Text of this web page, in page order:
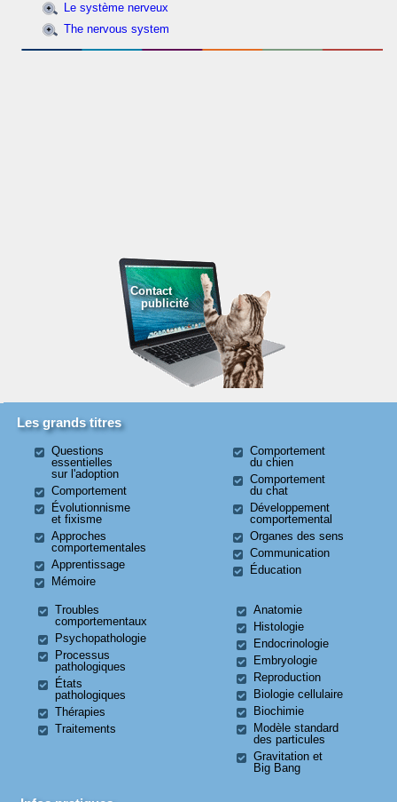
Le système nerveux
The nervous system
Contact
publicité
Les grands titres
Questions
essentielles
sur l'adoption
Comportement
Évolutionnisme
et fixisme
Approches
comportementales
Apprentissage
Mémoire
Comportement
du chien
Comportement
du chat
Développement
comportemental
Organes des sens
Communication
Éducation
Troubles
comportementaux
Psychopathologie
Processus
pathologiques
États
pathologiques
Thérapies
Traitements
Anatomie
Histologie
Endocrinologie
Embryologie
Reproduction
Biologie cellulaire
Biochimie
Modèle standard
des particules
Gravitation et
Big Bang